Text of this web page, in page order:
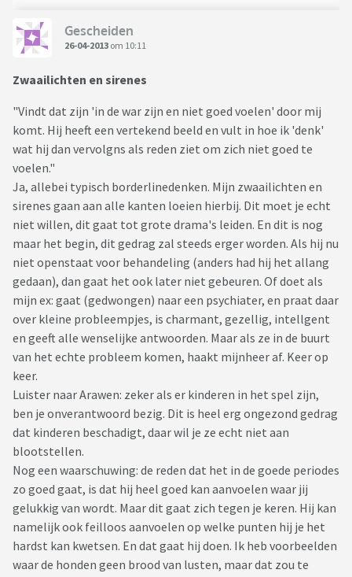
Gescheiden
26-04-2013 om 10:11
Zwaailichten en sirenes
"Vindt dat zijn 'in de war zijn en niet goed voelen' door mij
komt. Hij heeft een vertekend beeld en vult in hoe ik 'denk'
wat hij dan vervolgns als reden ziet om zich niet goed te
voelen."
Ja, allebei typisch borderlinedenken. Mijn zwaailichten en
sirenes gaan aan alle kanten loeien hierbij. Dit moet je echt
niet willen, dit gaat tot grote drama's leiden. En dit is nog
maar het begin, dit gedrag zal steeds erger worden. Als hij nu
niet openstaat voor behandeling (anders had hij het allang
gedaan), dan gaat het ook later niet gebeuren. Of doet als
mijn ex: gaat (gedwongen) naar een psychiater, en praat daar
over kleine probleempjes, is charmant, gezellig, intellgent
en geeft alle wenselijke antwoorden. Maar als ze in de buurt
van het echte probleem komen, haakt mijnheer af. Keer op
keer.
Luister naar Arawen: zeker als er kinderen in het spel zijn,
ben je onverantwoord bezig. Dit is heel erg ongezond gedrag
dat kinderen beschadigt, daar wil je ze echt niet aan
blootstellen.
Nog een waarschuwing: de reden dat het in de goede periodes
zo goed gaat, is dat hij heel goed kan aanvoelen waar jij
gelukkig van wordt. Maar dit gaat zich tegen je keren. Hij kan
namelijk ook feilloos aanvoelen op welke punten hij je het
hardst kan kwetsen. En dat gaat hij doen. Ik heb voorbeelden
waar de honden geen brood van lusten, maar dat zou te